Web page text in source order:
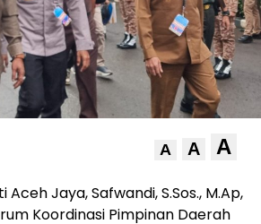
A A A
Aceh Jaya, Safwandi, S.Sos., M.Ap,
Koordinasi Pimpinan Daerah